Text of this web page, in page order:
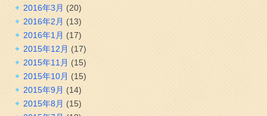
2016年3月 (20)
2016年2月 (13)
2016年1月 (17)
2015年12月 (17)
2015年11月 (15)
2015年10月 (15)
2015年9月 (14)
2015年8月 (15)